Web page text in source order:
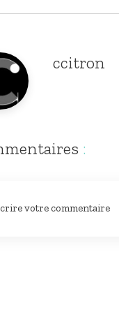
ccitron
:
votre commentaire